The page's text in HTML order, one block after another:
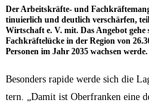
Der Arbeits­kräf­te- und
ti­nu­ier­lich und deut­lich ver­schär­fen,
Wirt­schaft e. V. mit. Das Ange­bot
Fach­kräf­te­lü­cke in der Regi­on von
Per­so­nen im Jahr 2035 wach­sen werde.
Beson­ders rapi­de wer­de sich die
tern. „Damit ist Ober­fran­ken eine